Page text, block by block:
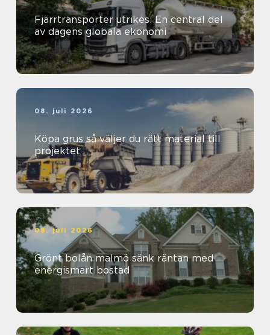
Fjärrtransporter utrikes: En central del
av dagens globala ekonomi
08. juli 2026
Köpa grus så väljer du rätt material till
projektet
08. juli 2026
Grönt bolån malmö sänk räntan med
energismart bostad